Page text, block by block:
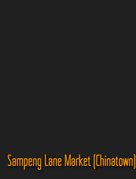
Sampeng Lane Market (Chinatown)